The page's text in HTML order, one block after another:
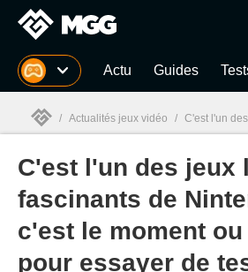
MGG Actu Guides
MGG
/ Actualités jeux vidéo / C'est l'un des jeux les plus fascinants de
C'est l'un des jeux
fascinants de
c'est le moment
pour essayer de